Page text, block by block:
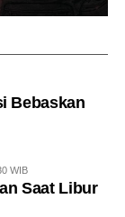
Bebaskan
WIB
Saat Libur